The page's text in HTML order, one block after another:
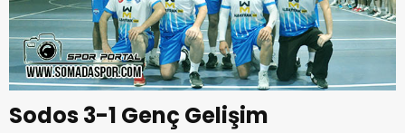
Sodos 3-1 Genç Gelişim